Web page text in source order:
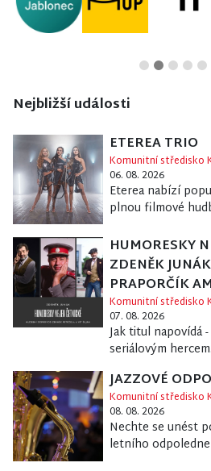
Nejbližší události
ETEREA TRIO
Komunitní středisko
06. 08. 2026
Eterea nabízí
plnou filmové
HUMORESKY
ZDENĚK
PRAPORČÍK
Komunitní středisko
07. 08. 2026
Jak titul napovídá
seriálovým
JAZZOVÉ
Komunitní středisko
08. 08. 2026
Nechte se unést
letního